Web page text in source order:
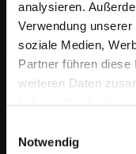
analysieren.
Verwendung
soziale Medien,
Partner führen
weiteren Daten
haben oder die sie
Notwendig